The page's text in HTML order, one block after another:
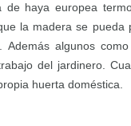
haya europea
la madera se pueda
algunos
del jardinero.
huerta doméstica.